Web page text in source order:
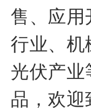
售、应用
行业、机
光伏产业
品，欢